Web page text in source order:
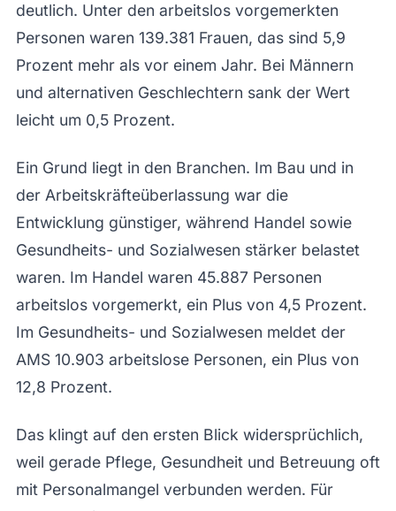
deutlich. Unter den arbeitslos vorgemerkten
Personen waren 139.381 Frauen, das sind 5,9
Prozent mehr als vor einem Jahr. Bei Männern
und alternativen Geschlechtern sank der Wert
leicht um 0,5 Prozent.
Ein Grund liegt in den Branchen. Im Bau und in
der Arbeitskräfteüberlassung war die
Entwicklung günstiger, während Handel sowie
Gesundheits- und Sozialwesen stärker belastet
waren. Im Handel waren 45.887 Personen
arbeitslos vorgemerkt, ein Plus von 4,5 Prozent.
Im Gesundheits- und Sozialwesen meldet der
AMS 10.903 arbeitslose Personen, ein Plus von
12,8 Prozent.
Das klingt auf den ersten Blick widersprüchlich,
weil gerade Pflege, Gesundheit und Betreuung oft
mit Personalmangel verbunden werden. Für